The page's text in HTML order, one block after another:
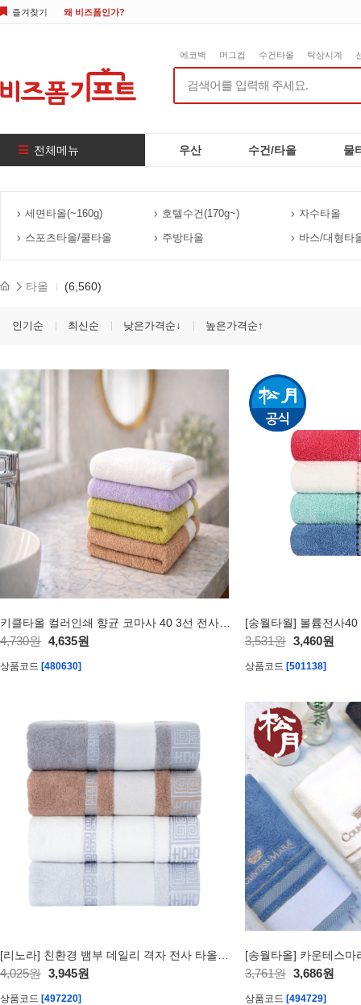
즐겨찾기 왜 비즈폼인가?
에코백 머그컵 수건타올 탁상시계
전체메뉴 우산 수건/타올 물
세면타올(~160g) 호텔수건(170g~)
자수타올
스포츠타올/쿨타올
주방타올 바스/대형타
타올 (6,560)
인기순 최신순 낮은가격순↓ 높은가격순↑
4,730원 4,635원
상품코드 [480630]
[송월타월] 볼륨전사
3,531원 3,460원
상품코드 [501138]
4,025원 3,945원
상품코드 [497220]
[송월타올] 카운테스마
3,761원 3,686원
상품코드 [494729]